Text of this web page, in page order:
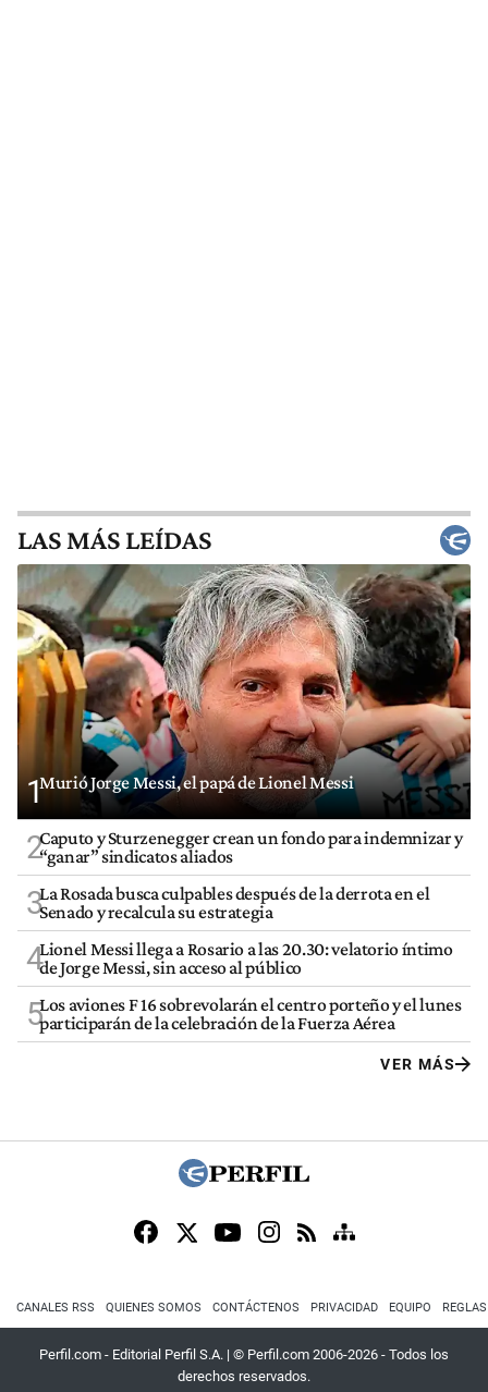
LAS MÁS LEÍDAS
1Murió Jorge Messi, el papá de Lionel Messi
2Caputo y Sturzenegger crean un fondo para indemnizar y
“ganar” sindicatos aliados
3La Rosada busca culpables después de la derrota en el
Senado y recalcula su estrategia
4Lionel Messi llega a Rosario a las 20.30: velatorio íntimo
de Jorge Messi, sin acceso al público
5Los aviones F 16 sobrevolarán el centro porteño y el lunes
participarán de la celebración de la Fuerza Aérea
VER MÁS
CANALES RSS QUIENES SOMOS CONTÁCTENOS PRIVACIDAD EQUIPO
Perfil.com - Editorial Perfil S.A. | © Perfil.com 2006-2026 - Todos los
derechos reservados.